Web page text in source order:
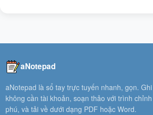
aNotepad
aNotepad là sổ tay trực tuyến nhanh, gọn.
không cần tài khoản, soạn thảo với trình
phú, và tải về dưới dạng PDF hoặc Word.